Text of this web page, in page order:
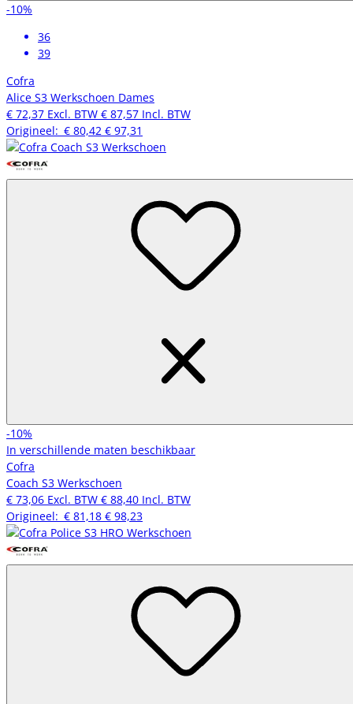
-10%
36
39
Cofra
Alice S3 Werkschoen Dames
€ 72,37 Excl. BTW € 87,57 Incl. BTW
Origineel: € 80,42 € 97,31
-10%
In verschillende maten beschikbaar
Cofra
Coach S3 Werkschoen
€ 73,06 Excl. BTW € 88,40 Incl. BTW
Origineel: € 81,18 € 98,23